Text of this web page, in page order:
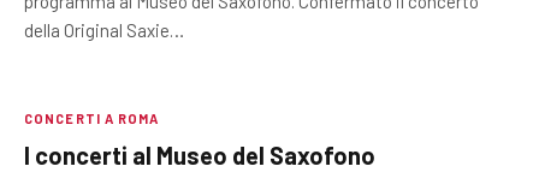
della Original Saxie…
CONCERTI A ROMA
I concerti al Museo del Saxofono